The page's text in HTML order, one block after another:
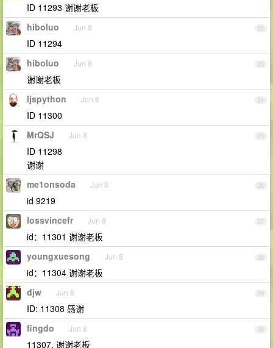
ID 11293 谢谢老板
22
hiboluo Jun 8
ID 11294
23
hiboluo Jun 8
谢谢老板
24
ljspython Jun 8
ID 11300
25
MrQSJ Jun 8
ID 11298
谢谢
26
me1onsoda Jun 8
id 9219
27
lossvincefr Jun 8
id：11301 谢谢老板
28
youngxuesong Jun 8
id：11304 谢谢老板
29
djw Jun 8
ID: 11308 感谢
30
fingdo Jun 8
11307, 谢谢老板